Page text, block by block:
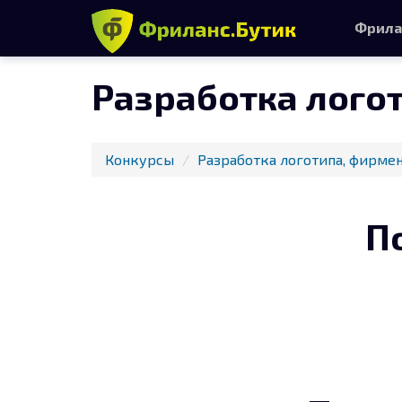
Разработка
Конкурсы Разработка логотипа,